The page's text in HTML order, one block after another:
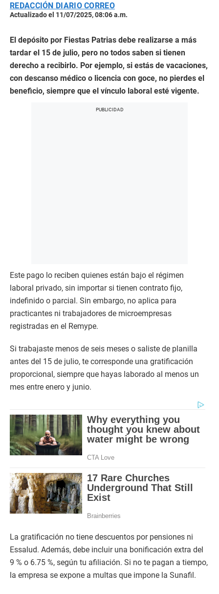
REDACCIÓN DIARIO CORREO
Actualizado el 11/07/2025, 08:06 a.m.
El depósito por Fiestas Patrias debe realizarse a más
tardar el 15 de julio, pero no todos saben si tienen
derecho a recibirlo. Por ejemplo, si estás de vacaciones,
con descanso médico o licencia con goce, no pierdes el
beneficio, siempre que el vínculo laboral esté vigente.
Este pago lo reciben quienes están bajo el régimen
laboral privado, sin importar si tienen contrato fijo,
indefinido o parcial. Sin embargo, no aplica para
practicantes ni trabajadores de microempresas
registradas en el Remype.
Si trabajaste menos de seis meses o saliste de planilla
antes del 15 de julio, te corresponde una gratificación
proporcional, siempre que hayas laborado al menos un
mes entre enero y junio.
La gratificación no tiene descuentos por pensiones ni
Essalud. Además, debe incluir una bonificación extra del
9 % o 6.75 %, según tu afiliación. Si no te pagan a tiempo,
la empresa se expone a multas que impone la Sunafil.